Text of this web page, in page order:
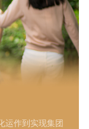
运作到实现集团